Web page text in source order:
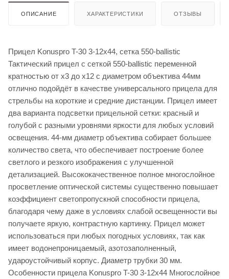
ОПИСАНИЕ ХАРАКТЕРИСТИКИ ОТЗЫВЫ
Прицел Konuspro T-30 3-12x44, сетка 550-ballistic
Тактический прицел с сеткой 550-ballistic переменной
кратностью от x3 до x12 с диаметром объектива 44мм
отлично подойдёт в качестве универсального прицела для
стрельбы на короткие и средние дистанции. Прицел имеет
два варианта подсветки прицельной сетки: красный и
голубой с разными уровнями яркости для любых условий
освещения. 44-мм диаметр объектива собирает большее
количество света, что обеспечивает построение более
светлого и резкого изображения с улучшенной
детализацией. Высококачественное полное многослойное
просветление оптической системы существенно повышает
коэффициент светопропускной способности прицела,
благодаря чему даже в условиях слабой освещенности вы
получаете яркую, контрастную картинку. Прицел может
использоваться при любых погодных условиях, так как
имеет водонепроницаемый, азотозаполненный,
удароустойчивый корпус. Диаметр трубки 30 мм.
Особенности прицела Konuspro T-30 3-12x44 Многослойное